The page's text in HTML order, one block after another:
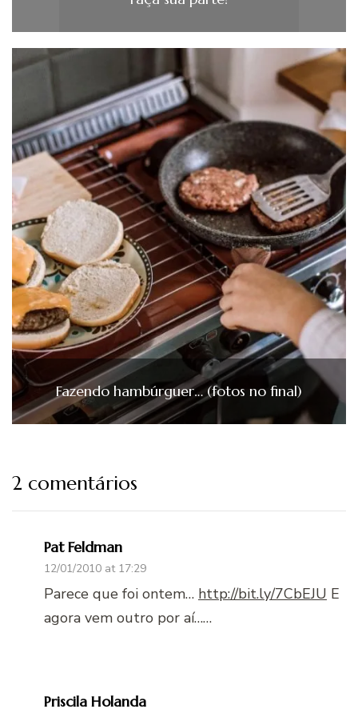
Fazendo hambúrguer… (fotos no final)
2 comentários
Pat Feldman
12/01/2010 at 17:29
Parece que foi ontem… http://bit.ly/7CbEJU E
agora vem outro por aí……
Priscila Holanda